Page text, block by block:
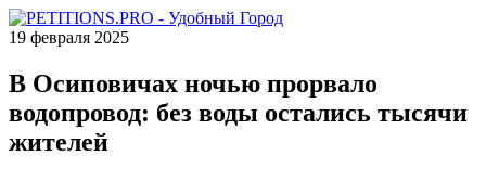
19 февраля 2025
В Осиповичах ночью прорвало
водопровод: без воды остались тысячи
жителей